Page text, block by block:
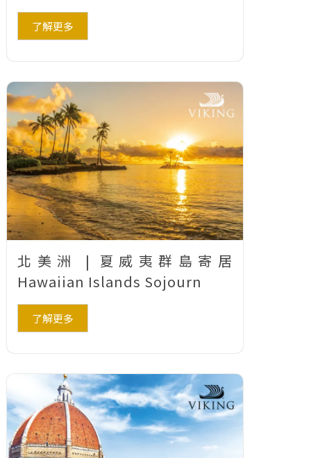
了解更多
北美洲 | 夏威夷群島寄居
Hawaiian Islands Sojourn
了解更多